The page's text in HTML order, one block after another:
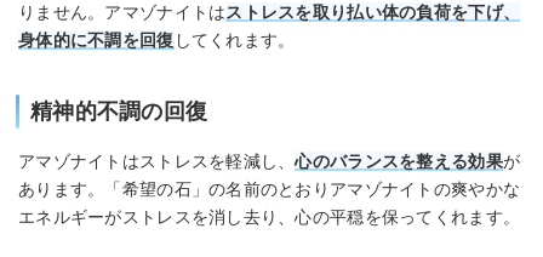
りません。アマゾナイトはストレスを取り払い体の負荷を下げ、
身体的に不調を回復 してくれます。
精神的不調の回復
アマゾナイトはストレスを軽減し、心のバランスを整える効果が
あります。「希望の石」の名前のとおりアマゾナイトの爽やかな
エネルギーがストレスを消し去り、心の平穏を保ってくれます。